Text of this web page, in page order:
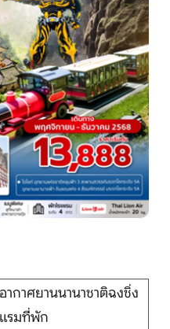
ากาศยานนานาชาติฉงชิ่ง
แรมที่พัก